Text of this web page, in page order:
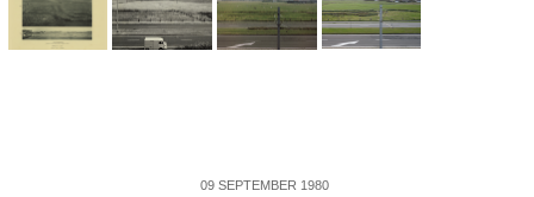
09 SEPTEMBER 1980